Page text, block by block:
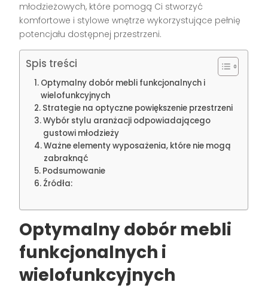
młodzieżowych, które pomogą Ci stworzyć
komfortowe i stylowe wnętrze wykorzystujące pełnię
potencjału dostępnej przestrzeni.
Spis treści
Optymalny dobór mebli funkcjonalnych i
wielofunkcyjnych
Strategie na optyczne powiększenie przestrzeni
Wybór stylu aranżacji odpowiadającego
gustowi młodzieży
Ważne elementy wyposażenia, które nie mogą
zabraknąć
Podsumowanie
Źródła:
Optymalny dobór mebli
funkcjonalnych i
wielofunkcyjnych